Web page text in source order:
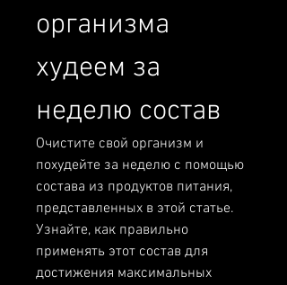
организма
худеем за
неделю состав
Очистите свой организм и
похудейте за неделю с помощью
состава из продуктов питания,
представленных в этой статье.
Узнайте, как правильно
применять этот состав для
достижения максимальных